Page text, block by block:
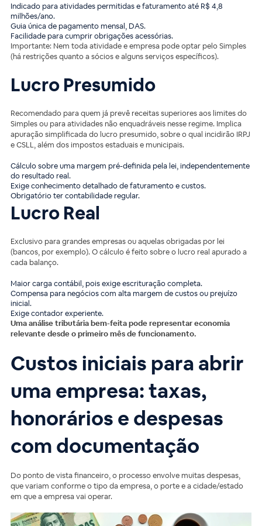
Indicado para atividades permitidas e faturamento até R$ 4,8
milhões/ano.
Guia única de pagamento mensal, DAS.
Facilidade para cumprir obrigações acessórias.
Importante: Nem toda atividade e empresa pode optar pelo Simples
(há restrições quanto a sócios e alguns serviços específicos).
Lucro Presumido
Recomendado para quem já prevê receitas superiores aos limites do
Simples ou para atividades não enquadráveis nesse regime. Implica
apuração simplificada do lucro presumido, sobre o qual incidirão IRPJ
e CSLL, além dos impostos estaduais e municipais.
Cálculo sobre uma margem pré-definida pela lei, independentemente
do resultado real.
Exige conhecimento detalhado de faturamento e custos.
Obrigatório ter contabilidade regular.
Lucro Real
Exclusivo para grandes empresas ou aquelas obrigadas por lei
(bancos, por exemplo). O cálculo é feito sobre o lucro real apurado a
cada balanço.
Maior carga contábil, pois exige escrituração completa.
Compensa para negócios com alta margem de custos ou prejuízo
inicial.
Exige contador experiente.
Uma análise tributária bem-feita pode representar economia
relevante desde o primeiro mês de funcionamento.
Custos iniciais para abrir
uma empresa: taxas,
honorários e despesas
com documentação
Do ponto de vista financeiro, o processo envolve muitas despesas,
que variam conforme o tipo da empresa, o porte e a cidade/estado
em que a empresa vai operar.